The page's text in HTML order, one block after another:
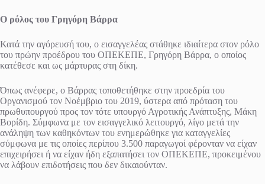
Ο ρόλος του Γρηγόρη Βάρρα
Κατά την αγόρευσή του, ο εισαγγελέας στάθηκε ιδιαίτερα στον ρόλο
του πρώην προέδρου του ΟΠΕΚΕΠΕ, Γρηγόρη Βάρρα, ο οποίος
κατέθεσε και ως μάρτυρας στη δίκη.
Όπως ανέφερε, ο Βάρρας τοποθετήθηκε στην προεδρία του
Οργανισμού τον Νοέμβριο του 2019, ύστερα από πρόταση του
πρωθυπουργού προς τον τότε υπουργό Αγροτικής Ανάπτυξης, Μάκη
Βορίδη. Σύμφωνα με τον εισαγγελικό λειτουργό, λίγο μετά την
ανάληψη των καθηκόντων του ενημερώθηκε για καταγγελίες
σύμφωνα με τις οποίες περίπου 3.500 παραγωγοί φέρονταν να είχαν
επιχειρήσει ή να είχαν ήδη εξαπατήσει τον ΟΠΕΚΕΠΕ, προκειμένου
να λάβουν επιδοτήσεις που δεν δικαιούνταν.